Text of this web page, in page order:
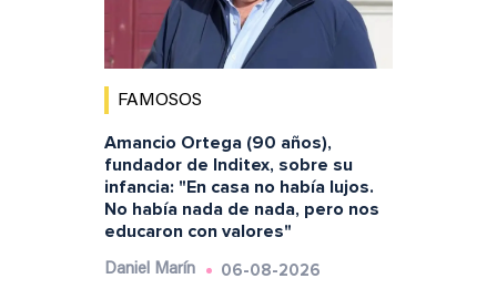
FAMOSOS
Amancio Ortega (90 años),
fundador de Inditex, sobre su
infancia: "En casa no había lujos.
No había nada de nada, pero nos
educaron con valores"
Daniel Marín 06-08-2026